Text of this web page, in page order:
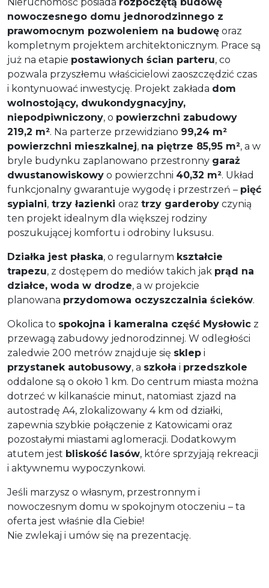
nowoczesnego domu jednorodzinnego z
prawomocnym pozwoleniem na budowę oraz
kompletnym projektem architektonicznym. Prace są
już na etapie postawionych ścian parteru, co
pozwala przyszłemu właścicielowi zaoszczędzić czas
i kontynuować inwestycję. Projekt zakłada dom
wolnostojący, dwukondygnacyjny,
niepodpiwniczony, o powierzchni zabudowy
219,2 m². Na parterze przewidziano 99,24 m²
powierzchni mieszkalnej, na piętrze 85,95 m², a w
bryle budynku zaplanowano przestronny garaż
dwustanowiskowy o powierzchni 40,32 m². Układ
funkcjonalny gwarantuje wygodę i przestrzeń – pięć
sypialni, trzy łazienki oraz trzy garderoby czynią
ten projekt idealnym dla większej rodziny
poszukującej komfortu i odrobiny luksusu.
Działka jest płaska, o regularnym kształcie
trapezu, z dostępem do mediów takich jak prąd na
działce, woda w drodze, a w projekcie
planowana przydomowa oczyszczalnia ścieków.
Okolica to spokojna i kameralna część Mysłowic z
przewagą zabudowy jednorodzinnej. W odległości
zaledwie 200 metrów znajduje się sklep i
przystanek autobusowy, a szkoła i przedszkole
oddalone są o około 1 km. Do centrum miasta można
dotrzeć w kilkanaście minut, natomiast zjazd na
autostradę A4, zlokalizowany 4 km od działki,
zapewnia szybkie połączenie z Katowicami oraz
pozostałymi miastami aglomeracji. Dodatkowym
atutem jest bliskość lasów, które sprzyjają rekreacji
i aktywnemu wypoczynkowi.
Jeśli marzysz o własnym, przestronnym i
nowoczesnym domu w spokojnym otoczeniu – ta
oferta jest właśnie dla Ciebie!
Nie zwlekaj i umów się na prezentację.